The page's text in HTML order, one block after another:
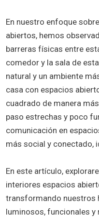
En nuestro enfoque
abiertos, hemos
barreras físicas entre
comedor y la sala de
natural y un ambiente
casa con espacios
cuadrado de manera
paso estrechas y poco
comunicación en
más social y conectado,
En este artículo,
interiores espacios
transformando nuestros
luminosos, funcionales y